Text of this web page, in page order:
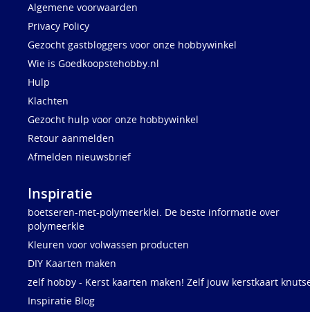
Algemene voorwaarden
Privacy Policy
Gezocht gastbloggers voor onze hobbywinkel
Wie is Goedkoopstehobby.nl
Hulp
Klachten
Gezocht hulp voor onze hobbywinkel
Retour aanmelden
Afmelden nieuwsbrief
Inspiratie
boetseren-met-polymeerklei. De beste informatie over
polymeerkle
Kleuren voor volwassen producten
DIY Kaarten maken
zelf hobby - Kerst kaarten maken! Zelf jouw kerstkaart
Inspiratie Blog